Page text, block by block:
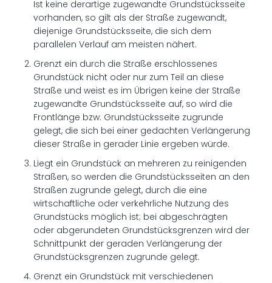
Ist keine derartige zugewandte Grundstücksseite
vorhanden, so gilt als der Straße zugewandt,
diejenige Grundstücksseite, die sich dem
parallelen Verlauf am meisten nähert.
Grenzt ein durch die Straße erschlossenes
Grundstück nicht oder nur zum Teil an diese
Straße und weist es im Übrigen keine der Straße
zugewandte Grundstücksseite auf, so wird die
Frontlänge bzw. Grundstücksseite zugrunde
gelegt, die sich bei einer gedachten Verlängerung
dieser Straße in gerader Linie ergeben würde.
Liegt ein Grundstück an mehreren zu reinigenden
Straßen, so werden die Grundstücksseiten an den
Straßen zugrunde gelegt, durch die eine
wirtschaftliche oder verkehrliche Nutzung des
Grundstücks möglich ist; bei abgeschrägten
oder abgerundeten Grundstücksgrenzen wird der
Schnittpunkt der geraden Verlängerung der
Grundstücksgrenzen zugrunde gelegt.
Grenzt ein Grundstück mit verschiedenen